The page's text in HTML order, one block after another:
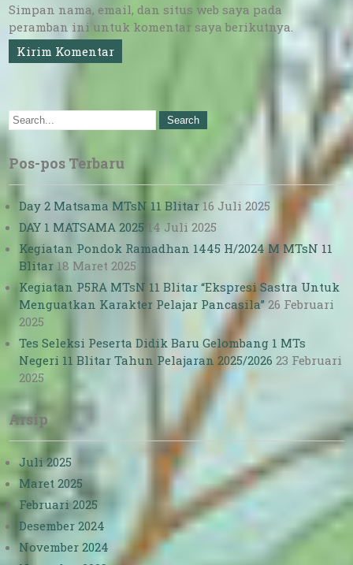
Simpan nama, email, dan situs web saya pada
peramban ini untuk komentar saya berikutnya.
Pos-pos Terbaru
Day 2 Matsama MTsN 11 Blitar 16 Juli 2025
DAY 1 MATSAMA 2025
14 Juli 2025
Kegiatan Pondok Ramadhan 1445 H/2024 M MTsN 11
Blitar 18 Maret 2025
Kegiatan P5RA MTsN 11 Blitar “Ekspresi Sastra Untuk
Menguatkan Karakter Pelajar Pancasila” 26 Februari
2025
Tes Seleksi Peserta Didik Baru Gelombang 1 MTs
Negeri 11 Blitar Tahun Pelajaran 2025/2026 23 Februari
2025
Arsip
Juli 2025
Maret 2025
Februari 2025
Desember 2024
November 2024